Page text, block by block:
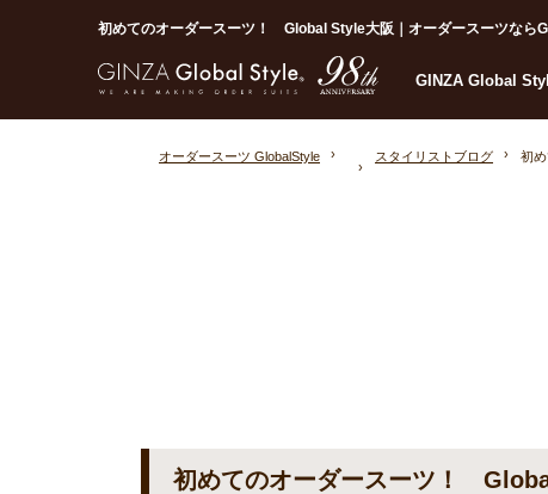
初めてのオーダースーツ！ Global Style大阪｜オーダースーツなら
GINZA Global
オーダースーツ GlobalStyle スタイリストブログ 初
初めてのオーダースーツ！